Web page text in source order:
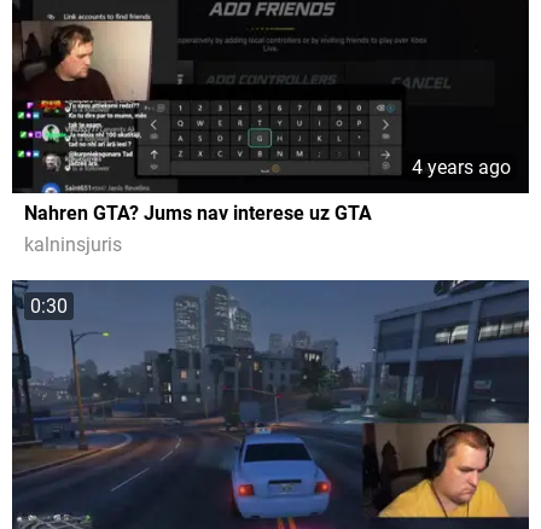
4 years ago
Nahren GTA? Jums nav interese uz GTA
kalninsjuris
0:30